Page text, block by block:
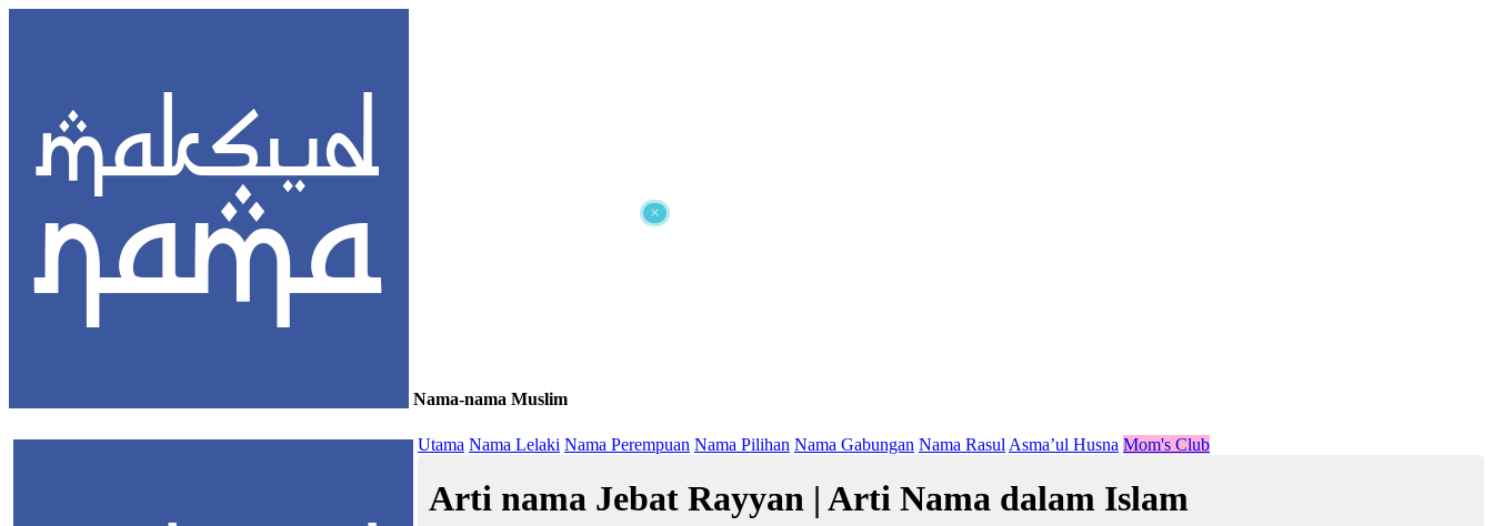
×
Nama-nama Muslim
Utama Nama Lelaki Nama Perempuan Nama Pilihan Nama Gabungan Nama Rasul Asma’ul Husna Mom's Club
Arti nama Jebat Rayyan | Arti Nama dalam Islam